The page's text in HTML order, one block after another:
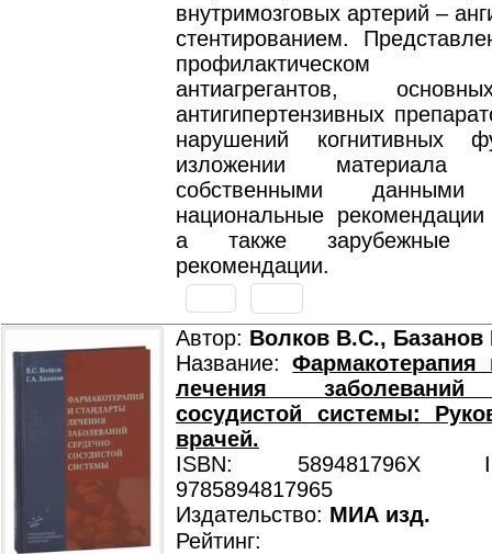
внутримозговых артерий –
стентированием.
профилактическом
антиагрегантов,
антигипертензивных
нарушений когнитивных
изложении
собственными данными
национальные рекомендации
а также зарубежные
рекомендации.
Автор: Волков В.С., Базанов
Название:Фармакотерапия
лечения заболеваний
сосудистой системы:
врачей.
ISBN: 589481796X
9785894817965
Издательство: МИА изд.
Рейтинг: